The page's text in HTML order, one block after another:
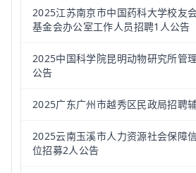
2025江苏南京市中国药科大学校友
基金会办公室工作人员招聘1人公告
2025中国科学院昆明动物研究所管
公告
2025广东广州市越秀区民政局招聘
2025云南玉溪市人力资源社会保障
位招募2人公告